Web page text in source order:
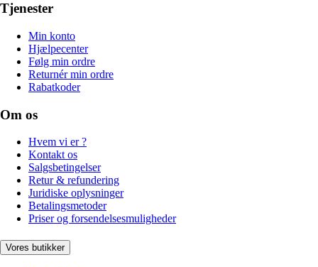
Tjenester
Min konto
Hjælpecenter
Følg min ordre
Returnér min ordre
Rabatkoder
Om os
Hvem vi er ?
Kontakt os
Salgsbetingelser
Retur & refundering
Juridiske oplysninger
Betalingsmetoder
Priser og forsendelsesmuligheder
Vores butikker